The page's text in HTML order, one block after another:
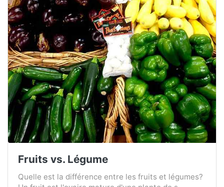
Fruits vs. Légume
Quelle est la différence entre les fruits et légumes?